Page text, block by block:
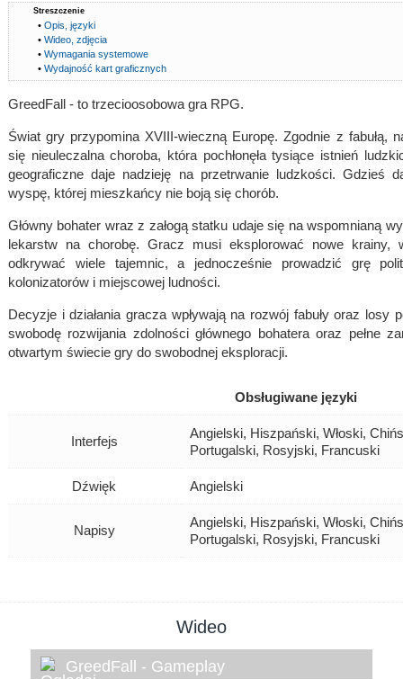
Streszczenie
• Opis, języki
• Wideo, zdjęcia
• Wymagania systemowe
• Wydajność kart graficznych
GreedFall - to trzecioosobowa gra RPG.
Świat gry przypomina XVIII-wieczną Europę. Zgodnie z fabułą,
się nieuleczalna choroba, która pochłonęła tysiące istnień
geograficzne daje nadzieję na przetrwanie ludzkości. Gdzieś
wyspę, której mieszkańcy nie boją się chorób.
Główny bohater wraz z załogą statku udaje się na wspomnianą
lekarstw na chorobę. Gracz musi eksplorować nowe krainy,
odkrywać wiele tajemnic, a jednocześnie prowadzić grę
kolonizatorów i miejscowej ludności.
Decyzje i działania gracza wpływają na rozwój fabuły oraz losy
swobodę rozwijania zdolności głównego bohatera oraz pełne
otwartym świecie gry do swobodnej eksploracji.
Obsługiwane języki
Interfejs
Angielski, Hiszpański, Włoski,
Portugalski, Rosyjski, Francuski
Dźwięk Angielski
Napisy
Angielski, Hiszpański, Włoski,
Portugalski, Rosyjski, Francuski
Wideo
GreedFall - Gameplay